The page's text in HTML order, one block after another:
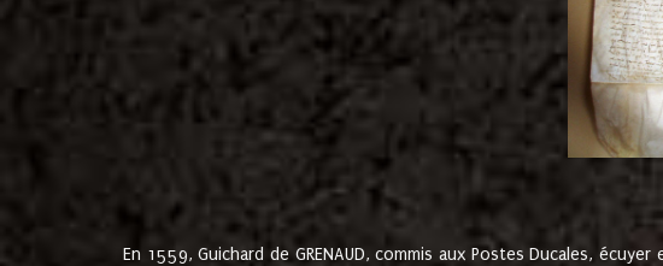
En 1559, Guichard de GRENAUD, commis aux Postes Ducales,